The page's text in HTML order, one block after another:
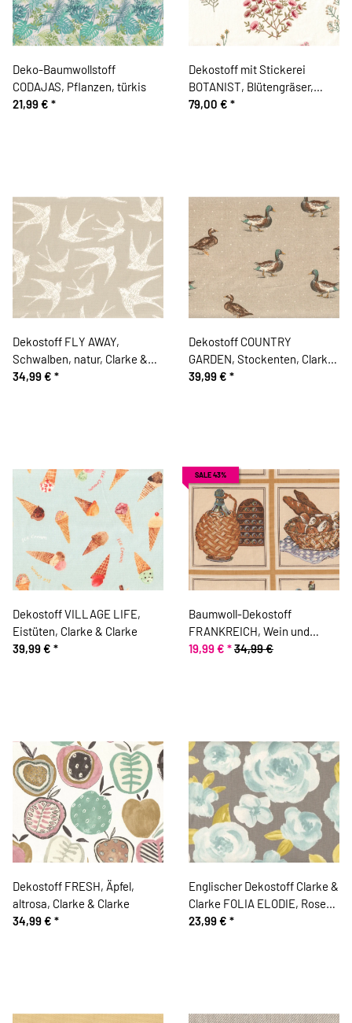
Deko-Baumwollstoff
CODAJAS, Pflanzen, türkis
21,99 € *
Dekostoff mit Stickerei
BOTANIST, Blütengräser,
rosa, Clarke & Clarke
79,00 € *
Dekostoff FLY AWAY,
Schwalben, natur, Clarke &
Clarke
34,99 € *
Dekostoff COUNTRY
GARDEN, Stockenten, Clarke
& Clarke
39,99 € *
Dekostoff VILLAGE LIFE,
Eistüten, Clarke & Clarke
39,99 € *
SALE 43%
Baumwoll-Dekostoff
FRANKREICH, Wein und
Käse, beige
19,99 € *34,99 €
Dekostoff FRESH, Äpfel,
altrosa, Clarke & Clarke
34,99 € *
Englischer Dekostoff Clarke &
Clarke FOLIA ELODIE, Rosen,
helles türkis
23,99 € *